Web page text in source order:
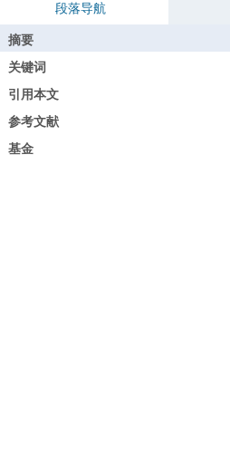
段落导航
摘要
关键词
引用本文
参考文献
基金